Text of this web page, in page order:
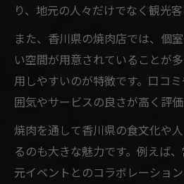
り、地元の人々だけでなく観光
また、香川県の焼肉店では、個
い空間が用意されていることが
用しやすいのが特徴です。口コ
囲気やサービスの良さが高く評価
焼肉を通して香川県の食文化や
るのも大きな魅力です。例えば
元イベントとのコラボレーショ